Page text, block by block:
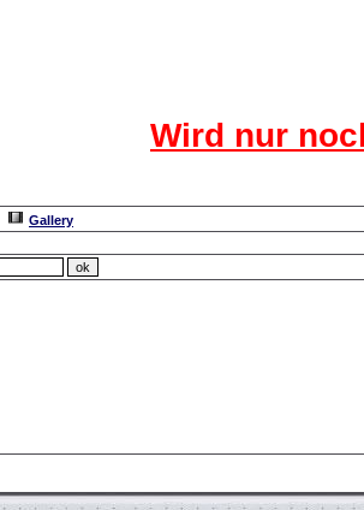
Wird nur
Gallery